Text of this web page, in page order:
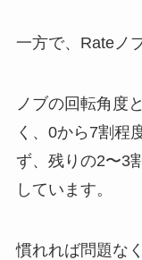
一方で、Rateノ
ノブの回転角度
く、0から7割程
ず、残りの2〜3
しています。
慣れれば問題な